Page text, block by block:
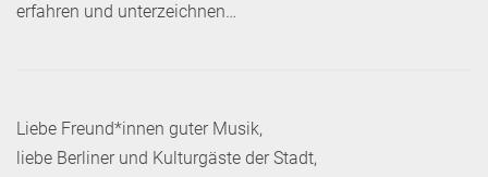
erfahren und unterzeichnen…
Liebe Freund*innen guter Musik,
liebe Berliner und Kulturgäste der Stadt,